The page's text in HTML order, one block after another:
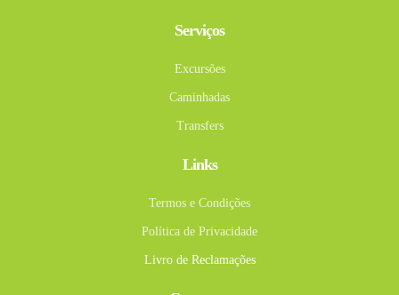
Serviços
Excursões
Caminhadas
Transfers
Links
Termos e Condições
Política de Privacidade
Livro de Reclamações